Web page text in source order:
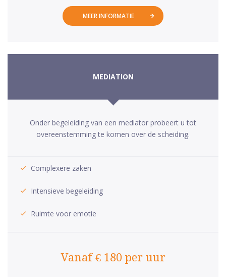
MEER INFORMATIE
MEDIATION
Onder begeleiding van een mediator probeert u tot
overeenstemming te komen over de scheiding.
Complexere zaken
Intensieve begeleiding
Ruimte voor emotie
Vanaf € 180 per uur